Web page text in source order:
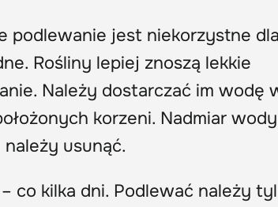
podlewanie jest niekorzystne
Rośliny lepiej znoszą lekkie
Należy dostarczać im wodę
korzeni. Nadmiar
usunąć.
co kilka dni. Podlewać należy